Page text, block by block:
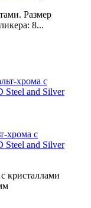
Размер
8...
хрома с
Steel and Silver
кристаллами